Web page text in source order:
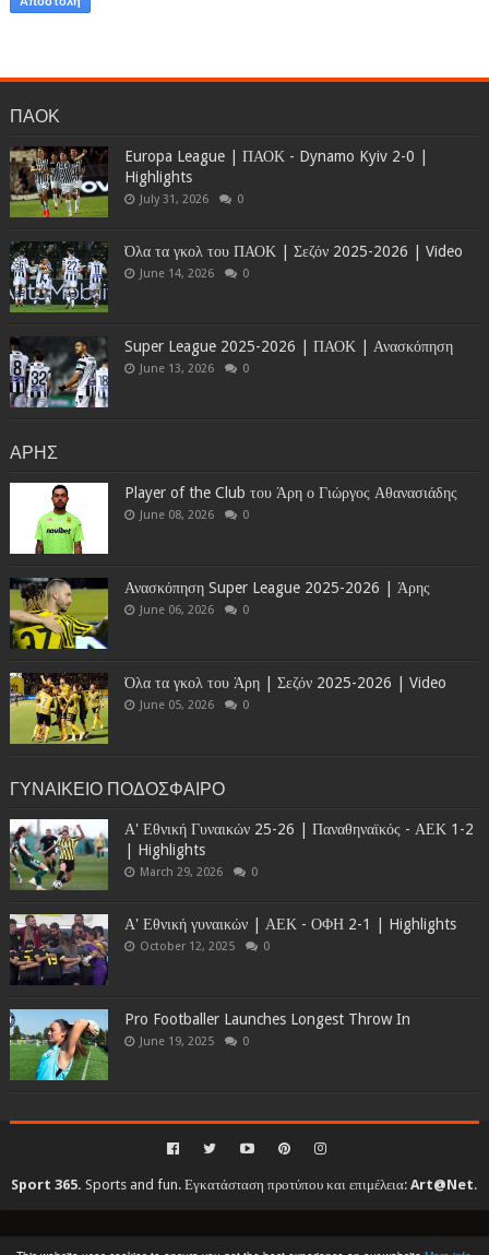
ΠΑΟΚ
Europa League | ΠΑΟΚ - Dynamo Kyiv 2-0 |
Highlights
July 31, 2026 0
Όλα τα γκολ του ΠΑΟΚ | Σεζόν 2025-2026 | Video
June 14, 2026 0
Super League 2025-2026 | ΠΑΟΚ | Ανασκόπηση
June 13, 2026 0
ΑΡΗΣ
Player of the Club του Άρη ο Γιώργος Αθανασιάδης
June 08, 2026 0
Ανασκόπηση Super League 2025-2026 | Άρης
June 06, 2026 0
Όλα τα γκολ του Άρη | Σεζόν 2025-2026 | Video
June 05, 2026 0
ΓΥΝΑΙΚΕΙΟ ΠΟΔΟΣΦΑΙΡΟ
Α' Εθνική Γυναικών 25-26 | Παναθηναϊκός - ΑΕΚ 1-2
| Highlights
March 29, 2026 0
Α' Εθνική γυναικών | ΑΕΚ - ΟΦΗ 2-1 | Highlights
October 12, 2025 0
Pro Footballer Launches Longest Throw In
June 19, 2025 0
Sport 365. Sports and fun. Εγκατάσταση προτύπου και επιμέλεια:Art@Net.